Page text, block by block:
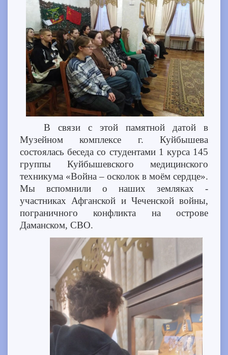
В связи с этой памятной датой в
Музейном комплексе г. Куйбышева
состоялась беседа со студентами 1 курса 145
группы Куйбышевского медицинского
техникума «Война – осколок в моём сердце».
Мы вспомнили о наших земляках -
участниках Афганской и Чеченской войны,
пограничного конфликта на острове
Даманском, СВО.